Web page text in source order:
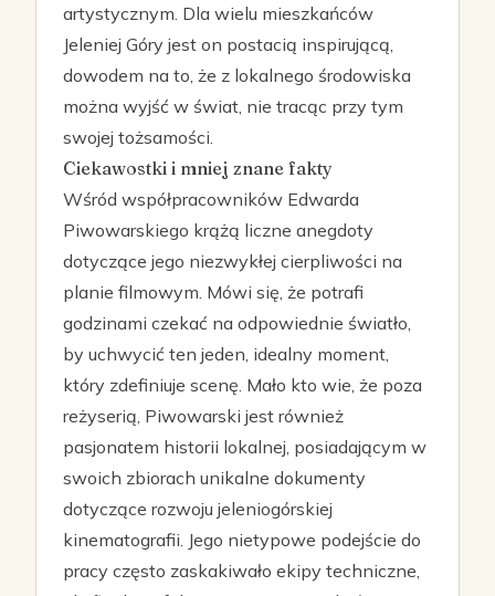
artystycznym. Dla wielu mieszkańców
Jeleniej Góry jest on postacią inspirującą,
dowodem na to, że z lokalnego środowiska
można wyjść w świat, nie tracąc przy tym
swojej tożsamości.
Ciekawostki i mniej znane fakty
Wśród współpracowników Edwarda
Piwowarskiego krążą liczne anegdoty
dotyczące jego niezwykłej cierpliwości na
planie filmowym. Mówi się, że potrafi
godzinami czekać na odpowiednie światło,
by uchwycić ten jeden, idealny moment,
który zdefiniuje scenę. Mało kto wie, że poza
reżyserią, Piwowarski jest również
pasjonatem historii lokalnej, posiadającym w
swoich zbiorach unikalne dokumenty
dotyczące rozwoju jeleniogórskiej
kinematografii. Jego nietypowe podejście do
pracy często zaskakiwało ekipy techniczne,